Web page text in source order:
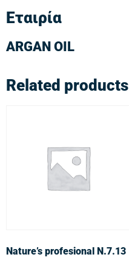
Εταιρία
ARGAN OIL
Related products
Nature’s profesional N.7.13